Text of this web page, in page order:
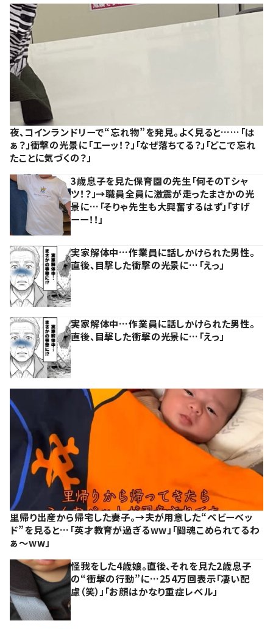
夜、コインランドリーで“忘れ物”を発見。よく見ると……「は
ぁ？」衝撃の光景に「エーッ！？」「なぜ落ちてる？」「どこで忘れ
たことに気づくの？」
3歳息子を見た保育園の先生「何そのTシャ
ツ！？」→職員全員に激震が走ったまさかの光
景に…「そりゃ先生も大興奮するはず」「すげ
ーー！！」
実家解体中…作業員に話しかけられた男性。
直後、目撃した衝撃の光景に…「えっ」
実家解体中…作業員に話しかけられた男性。
直後、目撃した衝撃の光景に…「えっ」
里帰り出産から帰宅した妻子。→夫が用意した“ベビーベッ
ド”を見ると…「英才教育が過ぎるww」「闘魂こめられてるわ
ぁ～ww」
怪我をした4歳娘。直後、それを見た2歳息子
の“衝撃の行動”に…254万回表示「凄い配
慮（笑）」「お顔はかなり重症レベル」